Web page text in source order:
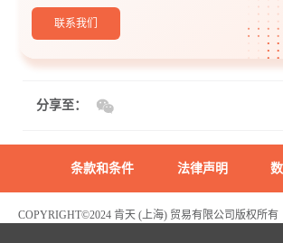
联系我们
分享至：
条款和条件 法律声明
COPYRIGHT©2024 肯天 (上海) 贸易有限公司版权所有